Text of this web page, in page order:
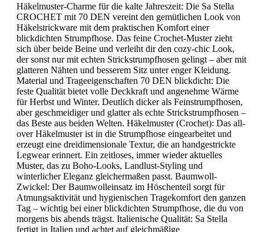
Häkelmuster-Charme für die kalte Jahreszeit: Die Sa Stella
CROCHET mit 70 DEN vereint den gemütlichen Look von
Häkelstrickware mit dem praktischen Komfort einer
blickdichten Strumpfhose. Das feine Crochet-Muster zieht
sich über beide Beine und verleiht dir den cozy-chic Look,
der sonst nur mit echten Strickstrumpfhosen gelingt – aber mit
glatteren Nähten und besserem Sitz unter enger Kleidung.
Material und Trageeigenschaften 70 DEN blickdicht: Die
feste Qualität bietet volle Deckkraft und angenehme Wärme
für Herbst und Winter. Deutlich dicker als Feinstrumpfhosen,
aber geschmeidiger und glatter als echte Strickstrumpfhosen –
das Beste aus beiden Welten. Häkelmuster (Crochet): Das all-
over Häkelmuster ist in die Strumpfhose eingearbeitet und
erzeugt eine dreidimensionale Textur, die an handgestrickte
Legwear erinnert. Ein zeitloses, immer wieder aktuelles
Muster, das zu Boho-Looks, Landlust-Styling und
winterlicher Eleganz gleichermaßen passt. Baumwoll-
Zwickel: Der Baumwolleinsatz im Höschenteil sorgt für
Atmungsaktivität und hygienischen Tragekomfort den ganzen
Tag – wichtig bei einer blickdichten Strumpfhose, die du von
morgens bis abends trägst. Italienische Qualität: Sa Stella
fertigt in Italien und achtet auf gleichmäßige